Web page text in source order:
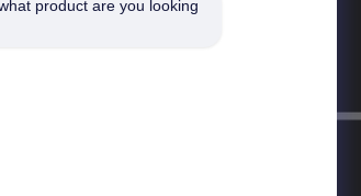
plus vite.
product are you looking